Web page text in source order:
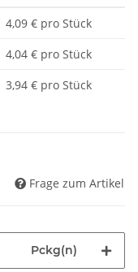
4,09 € pro Stück
4,04 € pro Stück
3,94 € pro Stück
Frage zum Artikel
Pckg(n)